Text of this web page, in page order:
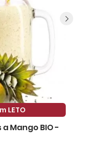
LETO
Mango BIO -